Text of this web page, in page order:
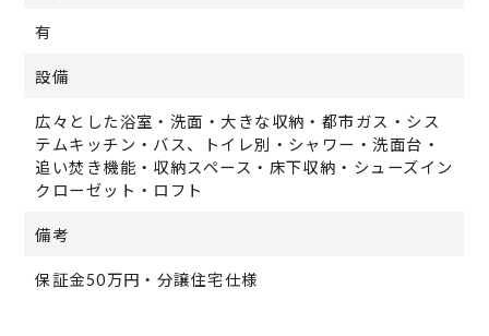
有
設備
広々とした浴室・洗面・大きな収納・都市ガス・シス
テムキッチン・バス、トイレ別・シャワー・洗面台・
追い焚き機能・収納スペース・床下収納・シューズイン
クローゼット・ロフト
備考
保証金50万円・分譲住宅仕様